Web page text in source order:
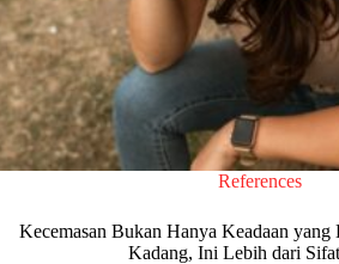
References
Kecemasan Bukan Hanya Keadaan
Kadang, Ini Lebih dari Sifat ‌